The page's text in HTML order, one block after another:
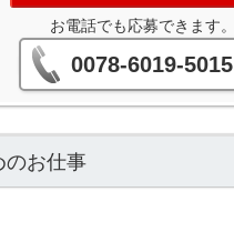
お電話でも応募できます。
0078-6019-5015
のお仕事